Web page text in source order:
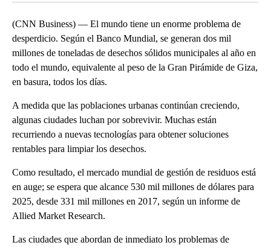
(CNN Business) — El mundo tiene un enorme problema de
desperdicio. Según el Banco Mundial, se generan dos mil
millones de toneladas de desechos sólidos municipales al año en
todo el mundo, equivalente al peso de la Gran Pirámide de Giza,
en basura, todos los días.
A medida que las poblaciones urbanas continúan creciendo,
algunas ciudades luchan por sobrevivir. Muchas están
recurriendo a nuevas tecnologías para obtener soluciones
rentables para limpiar los desechos.
Como resultado, el mercado mundial de gestión de residuos está
en auge; se espera que alcance 530 mil millones de dólares para
2025, desde 331 mil millones en 2017, según un informe de
Allied Market Research.
Las ciudades que abordan de inmediato los problemas de